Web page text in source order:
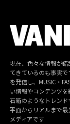
現在、色々な情報が
てきているのも事実
を発信し、MUSIC・
い情報やコンテンツ
石箱のようなトレン
平面からリアルまで
メディアです